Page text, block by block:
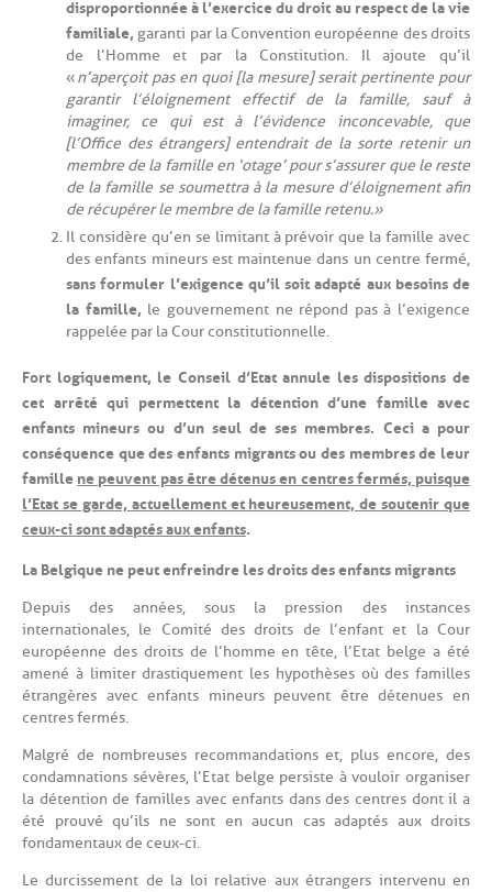
disproportionnée à l’exercice du droit au respect de la vie
familiale, garanti par la Convention européenne des droits
de l’Homme et par la Constitution. Il ajoute qu’il
«n’aperçoit pas en quoi [la mesure] serait pertinente pour
garantir l’éloignement effectif de la famille, sauf à
imaginer, ce qui est à l’évidence inconcevable, que
[l’Office des étrangers] entendrait de la sorte retenir un
membre de la famille en ‘otage’ pour s’assurer que le reste
de la famille se soumettra à la mesure d’éloignement afin
de récupérer le membre de la famille retenu. »
Il considère qu’en se limitant à prévoir que la famille avec
des enfants mineurs est maintenue dans un centre fermé,
sans formuler l’exigence qu’il soit adapté aux besoins de
la famille,le gouvernement ne répond pas à l’exigence
rappelée par la Cour constitutionnelle.
Fort logiquement, le Conseil d’Etat annule les dispositions de
cet arrêté qui permettent la détention d’une famille avec
enfants mineurs ou d’un seul de ses membres. Ceci a pour
conséquence que des enfants migrants ou des membres de leur
famillene peuvent pas être détenus en centres fermés, puisque
l’Etat se garde, actuellement et heureusement, de soutenir que
ceux-ci sont adaptés aux enfants.
La Belgique ne peut enfreindre les droits des enfants migrants
Depuis des années, sous la pression des instances
internationales, le Comité des droits de l’enfant et la Cour
européenne des droits de l’homme en tête, l’Etat belge a été
amené à limiter drastiquement les hypothèses où des familles
étrangères avec enfants mineurs peuvent être détenues en
centres fermés.
Malgré de nombreuses recommandations et, plus encore, des
condamnations sévères, l’Etat belge persiste à vouloir organiser
la détention de familles avec enfants dans des centres dont il a
été prouvé qu’ils ne sont en aucun cas adaptés aux droits
fondamentaux de ceux-ci.
Le durcissement de la loi relative aux étrangers intervenu en